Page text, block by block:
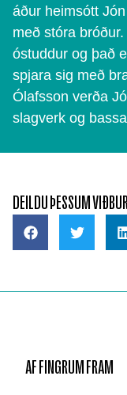
áður heimsótt
með stóra
óstuddur og það
spjara sig með
Ólafsson verða
slagverk og
DEILDU ÞESSUM
AF FINGRUM FRAM